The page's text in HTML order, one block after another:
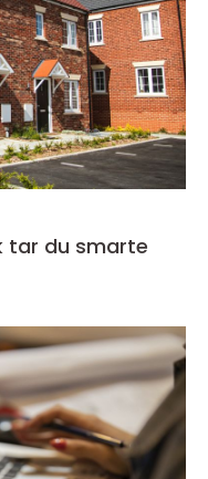
tar du smarte